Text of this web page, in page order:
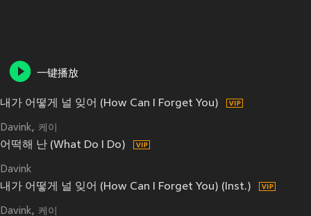
一键播放
내가 어떻게 널 잊어 (How Can I Forget You)
Davink 케이
어떡해 난 (What Do I Do)
Davink
내가 어떻게 널 잊어 (How Can I Forget You) (Inst.)
Davink 케이